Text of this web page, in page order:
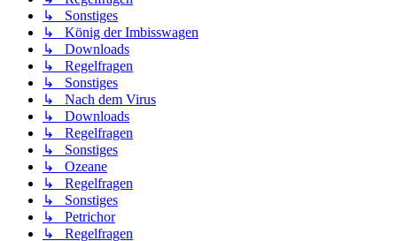
↳ Sonstiges
↳ König der Imbisswagen
↳ Downloads
↳ Regelfragen
↳ Sonstiges
↳ Nach dem Virus
↳ Downloads
↳ Regelfragen
↳ Sonstiges
↳ Ozeane
↳ Regelfragen
↳ Sonstiges
↳ Petrichor
↳ Regelfragen